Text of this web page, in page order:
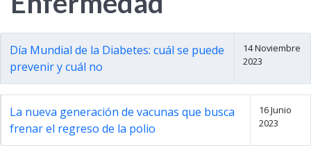
Día Mundial de la Diabetes: cuál se puede
prevenir y cuál no
14 Noviembre
2023
La nueva generación de vacunas que busca
frenar el regreso de la polio
16 Junio
2023